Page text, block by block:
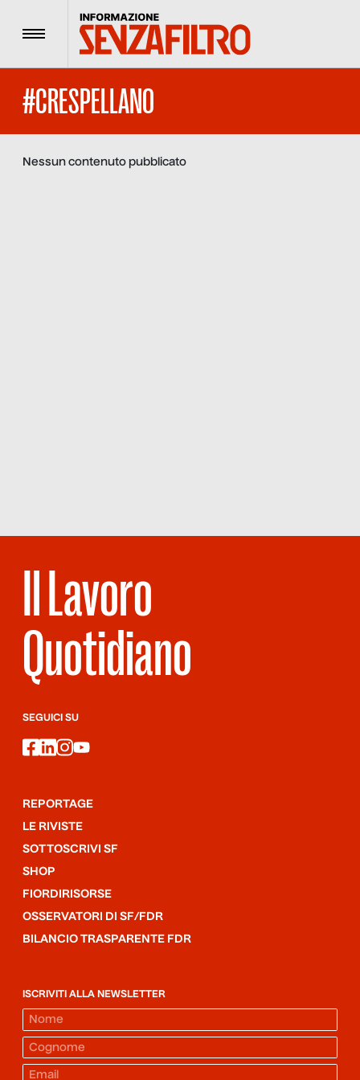
Menu
#CRESPELLANO
Nessun contenuto pubblicato
Il Lavoro
Quotidiano
SEGUICI SU
facebook
linkedin
instagram
youtube
REPORTAGE
LE RIVISTE
SOTTOSCRIVI SF
SHOP
FIORDIRISORSE
OSSERVATORI DI SF/FDR
BILANCIO TRASPARENTE FDR
ISCRIVITI ALLA NEWSLETTER